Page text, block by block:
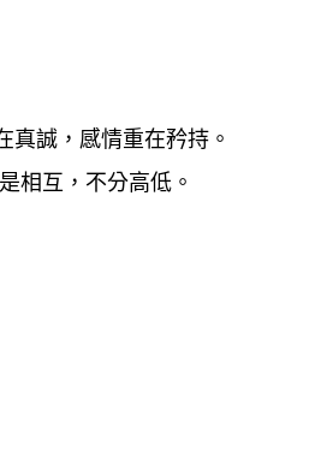
真誠，感情重在矜持。
相互，不分高低。